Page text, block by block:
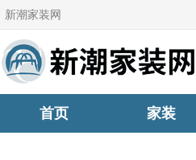
新潮家装网
首页 家装